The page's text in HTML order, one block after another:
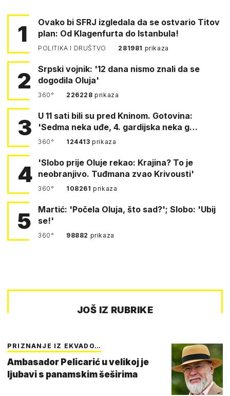
1
Ovako bi SFRJ izgledala da se ostvario Titov
plan: Od Klagenfurta do Istanbula!
POLITIKA I DRUŠTVO 281981 prikaza
2
Srpski vojnik: '12 dana nismo znali da se
dogodila Oluja'
360° 226228prikaza
3
U 11 sati bili su pred Kninom. Gotovina:
'Sedma neka uđe, 4. gardijska neka g…
360° 124413prikaza
4
'Slobo prije Oluje rekao: Krajina? To je
neobranjivo. Tuđmana zvao Krivousti'
360° 108261prikaza
5
Martić: 'Počela Oluja, što sad?'; Slobo: 'Ubij
se!'
360° 98882 prikaza
JOŠ IZ RUBRIKE
PRIZNANJE IZ EKVADO…
Ambasador Pelicarić u velikoj je
ljubavi s panamskim šeširima